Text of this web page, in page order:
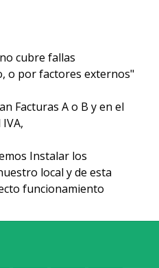
cubre fallas
o por factores externos"
Facturas A o B y en el
Instalar los
local y de esta
funcionamiento